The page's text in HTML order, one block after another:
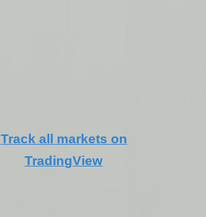
Track all markets on
TradingView